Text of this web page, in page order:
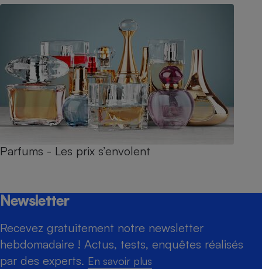
Parfums - Les prix s’envolent
Newsletter
Recevez gratuitement notre newsletter
hebdomadaire ! Actus, tests, enquêtes réalisés
par des experts. En savoir plus